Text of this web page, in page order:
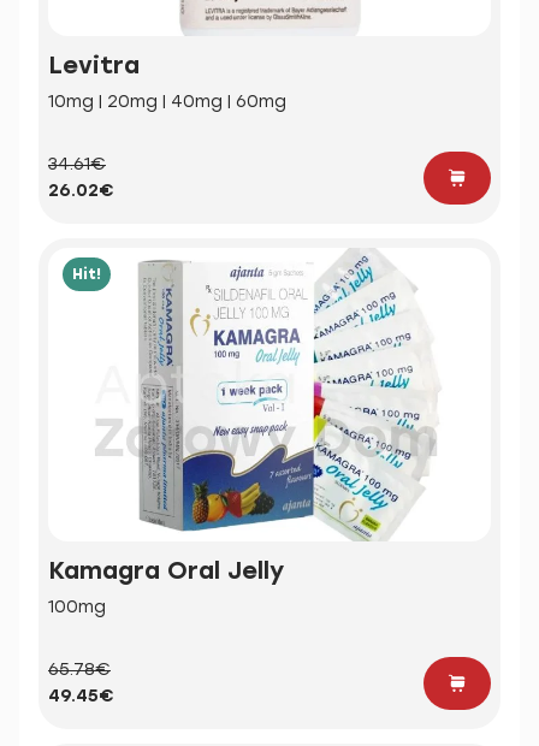
Levitra
10mg | 20mg | 40mg | 60mg
34.61€
26.02€
Hit!
Kamagra Oral Jelly
100mg
65.78€
49.45€